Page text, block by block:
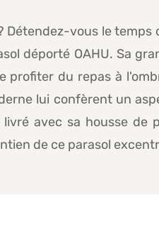
Détendez-vous le temps
déporté OAHU. Sa
profiter du repas à
lui confèrent un
livré avec sa housse
de ce parasol